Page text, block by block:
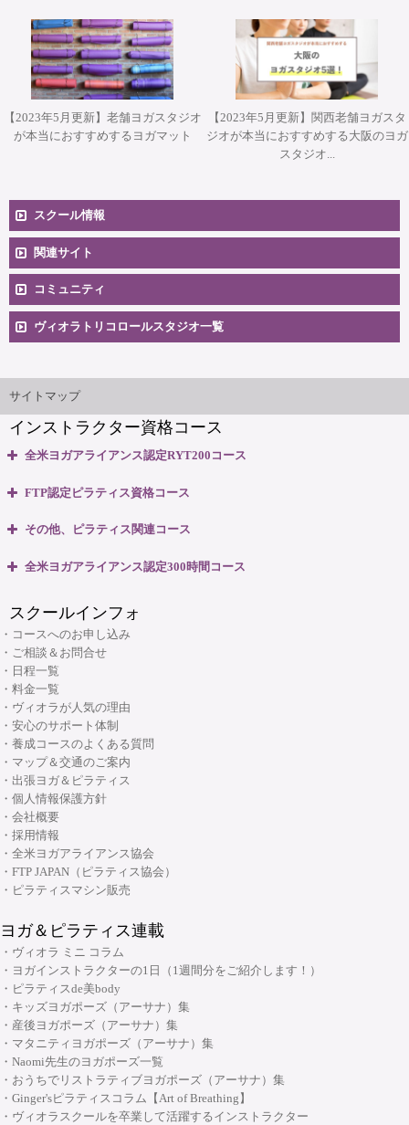
【2023年5月更新】老舗ヨガスタジオ
が本当におすすめするヨガマット
【2023年5月更新】関西老舗ヨガスタ
ジオが本当におすすめする大阪のヨガ
スタジオ...
スクール情報
安心のサポート体制
無料体験説明会
マップ＆交通のご案内
関連サイト
コミュニティ
卒業生向け掲示板
インストラクター'sマップ
ヴィオラトリコロールスタジオ一覧
大阪府大阪市中央区本町3丁目4番10号 本町野村ビルB1F
(大阪市・本町)
大阪府大阪市中央区安土町3丁目2番4号 JUST本町ビル5F
TEL: 06-6926-8422
リフォーマースタジオ
大阪府大阪市中央区安土町2-5-5 本町明大ビル3F
TEL: 06-6926-8422
サイトマップ
インストラクター資格コース
全米ヨガアライアンス認定RYT200コース
・全米ヨガアライアンス認定 RYT200資格取得コース
FTP認定ピラティス資格コース
・ピラティスベーシック インストラクター資格コース
・リフォーマー1・2 インストラクター資格コース
・リフォーマーLevel2 インストラクター資格コース
・Tower インストラクター資格コース
・Basic Chair インストラクター資格コース
・ブラッシュアップセミナー
・リフォーマーブラッシュアップセミナー
その他、ピラティス関連コース
・ピラティスパーソナル指導者資格コース
・産後ピラティス インストラクターコース
・シニアピラティス インストラクターコース
・ピラティス解剖学インストラクター資格コース
・ピラティス解剖学【足部編】インストラクター資格コース
・骨盤底筋群機能改善インストラクター資格コース
・ピラティス プロップスコース
・ピラティスリング指導者養成コース
全米ヨガアライアンス認定300時間コース
・キッズヨガ インストラクターコース
・産後ヨガ インストラクターコース
・シニアヨガ インストラクターコース
・アシュタンガヨガ イマージョンコース
・呼吸と瞑想コース
・リストラティブメソッド養成コース
・ヨーガ哲学コース
・リンパマッサージコース
・ヨガ解剖学コース
・アーユルヴェーダを知る
・アーユルヴェーダを深める
プコース
・ヨガ指導者向け：個人プログラミングコース～症例別・目的別プログラ
ムの組み方～
・ヨガ指導者向け：アジャストメント＆モディフィケーションスキルアッ
プコース
・メンタルケアヨガ(心のためのヨガ)指導者養成コース
チャクラ講座
顔筋調整ヨガ養成指導者コース
スクールインフォ
・コースへのお申し込み
・ご相談＆お問合せ
・日程一覧
・料金一覧
・ヴィオラが人気の理由
・安心のサポート体制
・養成コースのよくある質問
・マップ＆交通のご案内
・出張ヨガ＆ピラティス
・個人情報保護方針
・会社概要
・採用情報
・全米ヨガアライアンス協会
・FTP JAPAN（ピラティス協会）
・ピラティスマシン販売
ヨガ＆ピラティス連載
・ヴィオラ ミニ コラム
・ヨガインストラクターの1日（1週間分をご紹介します！）
・ピラティスde美body
・キッズヨガポーズ（アーサナ）集
・産後ヨガポーズ（アーサナ）集
・マタニティヨガポーズ（アーサナ）集
・Naomi先生のヨガポーズ一覧
・おうちでリストラティブヨガポーズ（アーサナ）集
・Ginger'sピラティスコラム【Art of Breathing】
・ヴィオラスクールを卒業して活躍するインストラクター